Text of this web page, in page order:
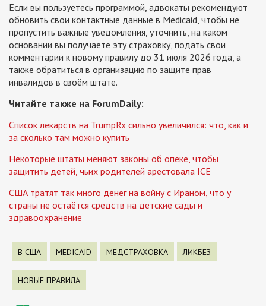
Если вы пользуетесь программой, адвокаты рекомендуют
обновить свои контактные данные в Medicaid, чтобы не
пропустить важные уведомления, уточнить, на каком
основании вы получаете эту страховку, подать свои
комментарии к новому правилу до 31 июля 2026 года, а
также обратиться в организацию по защите прав
инвалидов в своём штате.
Читайте также на ForumDaily:
Список лекарств на TrumpRx сильно увеличился: что, как и
за сколько там можно купить
Некоторые штаты меняют законы об опеке, чтобы
защитить детей, чьих родителей арестовала ICE
США тратят так много денег на войну с Ираном, что у
страны не остаётся средств на детские сады и
здравоохранение
В США MEDICAID МЕДСТРАХОВКА ЛИКБЕЗ
НОВЫЕ ПРАВИЛА